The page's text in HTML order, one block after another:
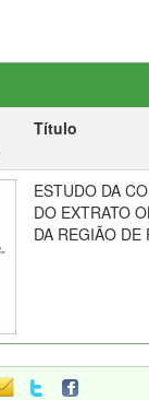
Título
ESTUDO DA
DO EXTRATO
DA REGIÃO DE